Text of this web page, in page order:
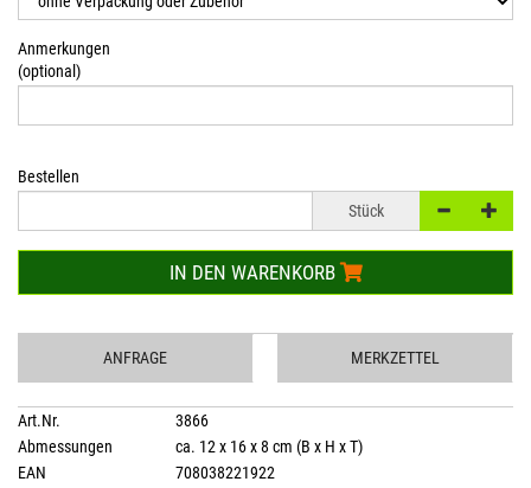
Anmerkungen
(optional)
Bestellen
Stück
IN DEN WARENKORB
ANFRAGE MERKZETTEL
Art.Nr.
3866
Abmessungen
ca. 12 x 16 x 8 cm (B x H x T)
EAN
708038221922